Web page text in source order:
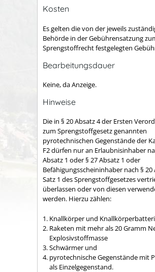
Kosten
Es gelten die von der jeweils
Behörde in der Gebührensatzung
Sprengstoffrecht festgelegten
Bearbeitungsdauer
Keine, da Anzeige.
Hinweise
Die in § 20 Absatz 4 der Ersten
zum Sprengstoffgesetz genannten
pyrotechnischen Gegenstände der
F2 dürfen nur an Erlaubnisinhaber
Absatz 1 oder § 27 Absatz 1 oder
Befähigungsscheininhaber nach § 20
Satz 1 des Sprengstoffgesetzes
überlassen oder von diesen
werden. Hierzu zählen:
Knallkörper und
Raketen mit mehr als 20 Gramm
Explosivstoffmasse
Schwärmer und
pyrotechnische Gegenstände mit
als Einzelgegenstand.